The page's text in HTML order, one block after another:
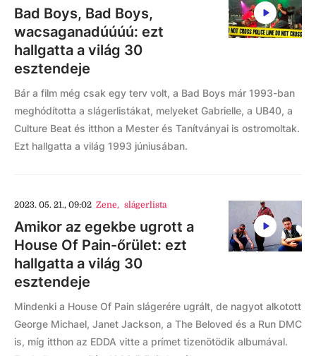
Bad Boys, Bad Boys,
wacsaganadúúúú: ezt
hallgatta a világ 30
esztendeje
Bár a film még csak egy terv volt, a Bad Boys már 1993-ban
meghódította a slágerlistákat, melyeket Gabrielle, a UB40, a
Culture Beat és itthon a Mester és Tanítványai is ostromoltak.
Ezt hallgatta a világ 1993 júniusában.
2023. 05. 21., 09:02 Zene, slágerlista
Amikor az egekbe ugrott a
House Of Pain-őrület: ezt
hallgatta a világ 30
esztendeje
Mindenki a House Of Pain slágerére ugrált, de nagyot alkotott
George Michael, Janet Jackson, a The Beloved és a Run DMC
is, míg itthon az EDDA vitte a prímet tizenötödik albumával.